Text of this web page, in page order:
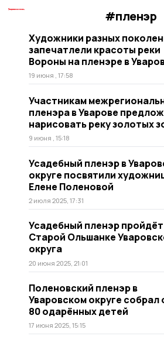
#пленэр
Художники разных
запечатлели красоты реки
Вороны на пленэре в
19 июня , 17:58
Участникам
пленэра в Уварове
нарисовать реку золотых
9 июня , 15:18
Усадебный пленэр в
округе посвятили
Елене Поленовой
2 июля 2025, 17:31
Усадебный пленэр пройдёт
Старой Ольшанке
округа
20 июня 2025, 21:01
Поленовский пленэр в
Уваровском округе собрал
80 одарённых детей
17 июня 2025, 15:15